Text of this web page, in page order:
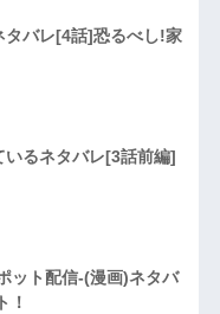
タバレ[4話]恐るべし!家
るネタバレ[3話前編]
ット配信-(漫画)ネタバ
！